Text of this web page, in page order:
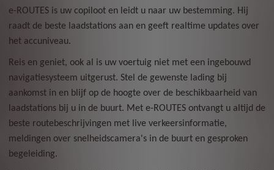
e-ROUTES is uw copiloot en leidt u naar uw bestemming. Hij
raadt de beste laadstations aan en geeft realtime updates over
het accuniveau.
Reis en geniet, ook al is uw voertuig niet met een ingebouwd
navigatiesysteem uitgerust. Stel de gewenste lading bij
aankomst in en blijf op de hoogte over de beschikbaarheid van
laadstations bij u in de buurt. Met e-ROUTES ontvangt u altijd de
beste routebeschrijvingen met live verkeersinformatie,
meldingen over snelheidscamera's in de buurt en gesproken
begeleiding.​